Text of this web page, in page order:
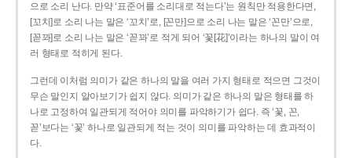
으로 소리 난다. 만약 ‘표준어를 소리대로 적는다’는 원칙만 적용한다면,
[꼬치]로 소리 나는 말은 ‘꼬치’로, [꼰만]으로 소리 나는 말은 ‘꼰만’으로,
[꼳꽈]로 소리 나는 말은 ‘꼳꽈’로 적게 되어 ‘꽃[花]’이라는 하나의 말이 여
러 형태로 적히게 된다.
그런데 이처럼 의미가 같은 하나의 말을 여러 가지 형태로 적으면 그것이
무슨 말인지 알아보기가 쉽지 않다. 의미가 같은 하나의 말은 형태를 하
나로 고정하여 일관되게 적어야 의미를 파악하기가 쉽다. 즉 ‘꽃, 꼰,
꼳’보다는 ‘꽃’ 하나로 일관되게 적는 것이 의미를 파악하는 데 효과적이
다.